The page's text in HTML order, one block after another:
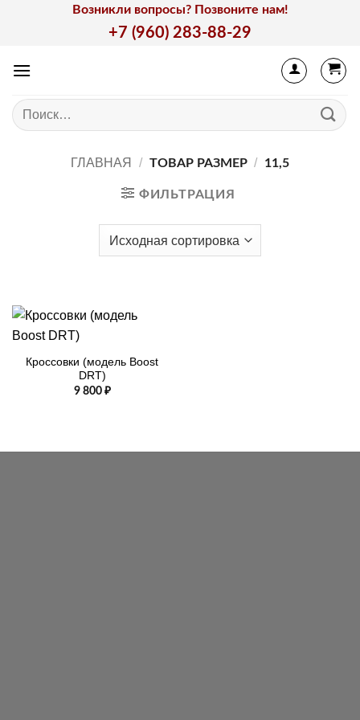
Возникли вопросы? Позвоните нам!
+7 (960) 283-88-29
Искать:
ГЛАВНАЯ / ТОВАР РАЗМЕР / 11,5
ФИЛЬТРАЦИЯ
Кроссовки (модель Boost
DRT)
9 800 ₽